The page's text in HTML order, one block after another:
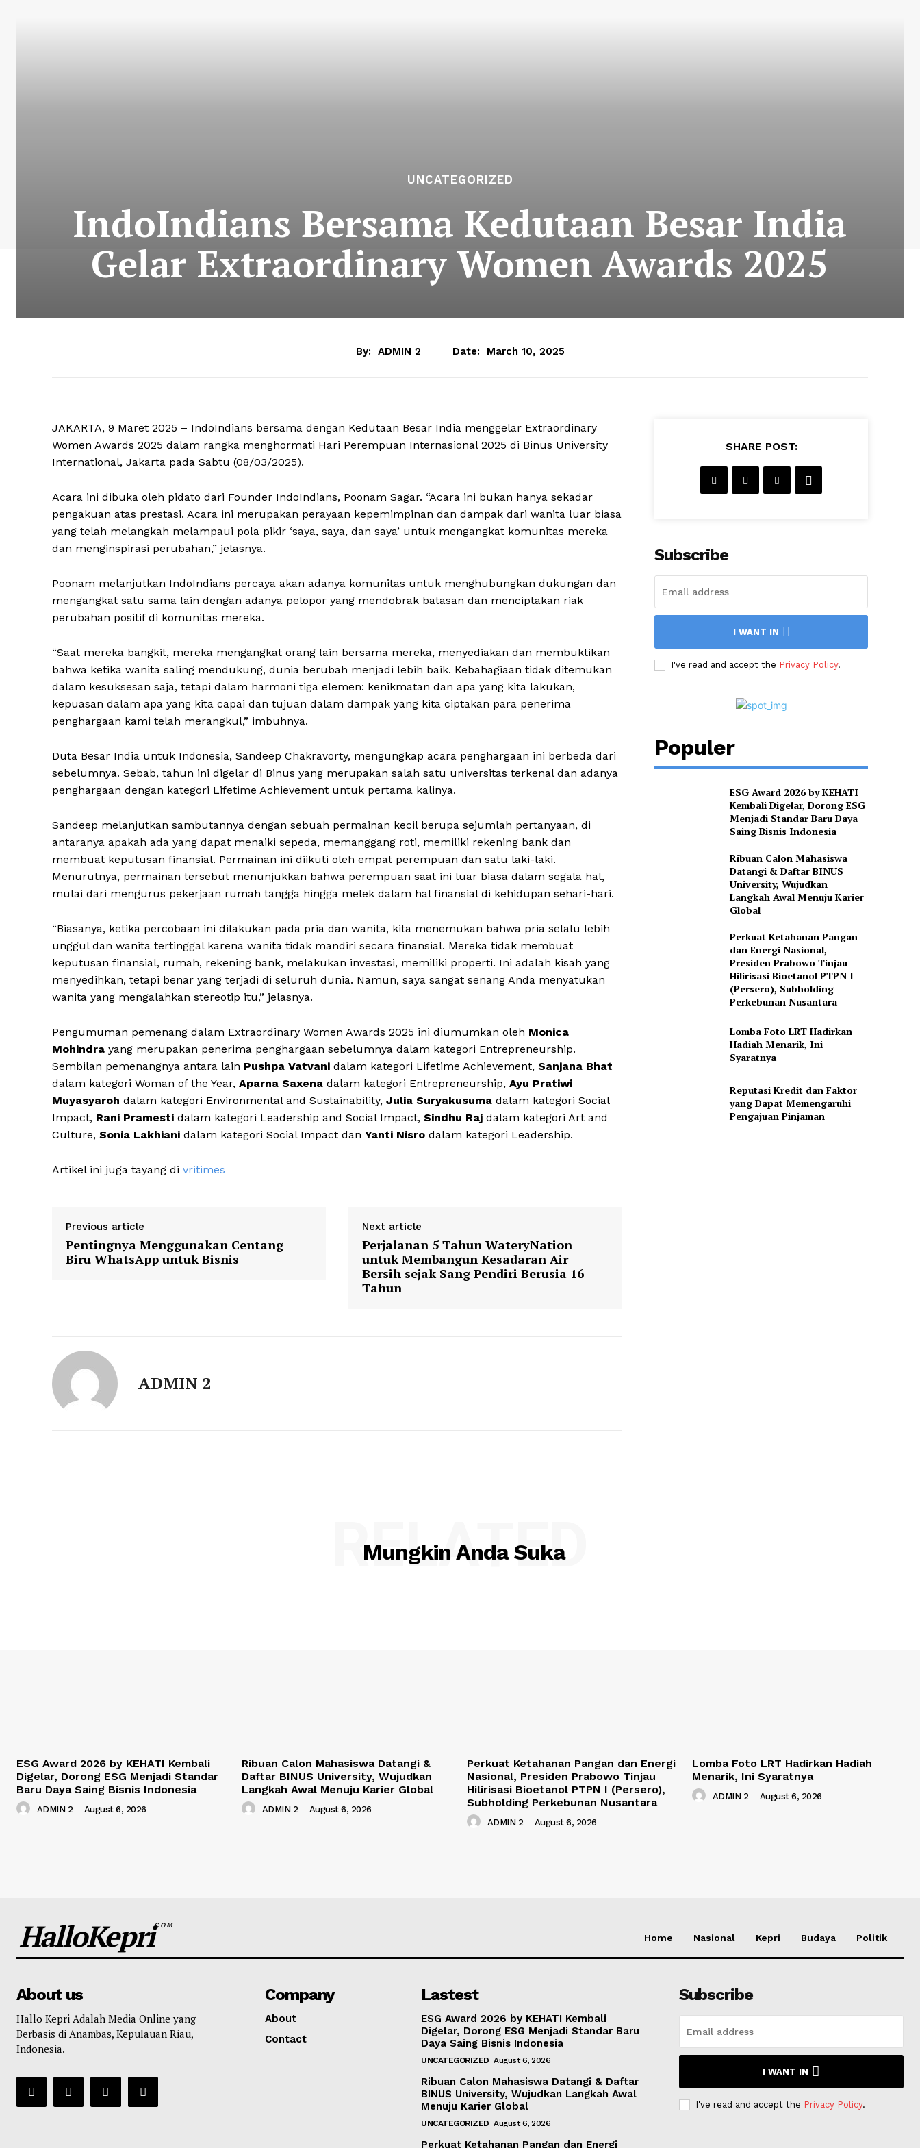
UNCATEGORIZED
IndoIndians Bersama Kedutaan Besar India
Gelar Extraordinary Women Awards 2025
By: ADMIN 2 Date: March 10, 2025
JAKARTA, 9 Maret 2025 – IndoIndians bersama dengan Kedutaan Besar India menggelar Extraordinary
Women Awards 2025 dalam rangka menghormati Hari Perempuan Internasional 2025 di Binus University
International, Jakarta pada Sabtu (08/03/2025).
Acara ini dibuka oleh pidato dari Founder IndoIndians, Poonam Sagar. “Acara ini bukan hanya sekadar
pengakuan atas prestasi. Acara ini merupakan perayaan kepemimpinan dan dampak dari wanita luar biasa
yang telah melangkah melampaui pola pikir ‘saya, saya, dan saya’ untuk mengangkat komunitas mereka
dan menginspirasi perubahan,” jelasnya.
Poonam melanjutkan IndoIndians percaya akan adanya komunitas untuk menghubungkan dukungan dan
mengangkat satu sama lain dengan adanya pelopor yang mendobrak batasan dan menciptakan riak
perubahan positif di komunitas mereka.
“Saat mereka bangkit, mereka mengangkat orang lain bersama mereka, menyediakan dan membuktikan
bahwa ketika wanita saling mendukung, dunia berubah menjadi lebih baik. Kebahagiaan tidak ditemukan
dalam kesuksesan saja, tetapi dalam harmoni tiga elemen: kenikmatan dan apa yang kita lakukan,
kepuasan dalam apa yang kita capai dan tujuan dalam dampak yang kita ciptakan para penerima
penghargaan kami telah merangkul,” imbuhnya.
Duta Besar India untuk Indonesia, Sandeep Chakravorty, mengungkap acara penghargaan ini berbeda dari
sebelumnya. Sebab, tahun ini digelar di Binus yang merupakan salah satu universitas terkenal dan adanya
penghargaan dengan kategori Lifetime Achievement untuk pertama kalinya.
Sandeep melanjutkan sambutannya dengan sebuah permainan kecil berupa sejumlah pertanyaan, di
antaranya apakah ada yang dapat menaiki sepeda, memanggang roti, memiliki rekening bank dan
membuat keputusan finansial. Permainan ini diikuti oleh empat perempuan dan satu laki-laki.
Menurutnya, permainan tersebut menunjukkan bahwa perempuan saat ini luar biasa dalam segala hal,
mulai dari mengurus pekerjaan rumah tangga hingga melek dalam hal finansial di kehidupan sehari-hari.
“Biasanya, ketika percobaan ini dilakukan pada pria dan wanita, kita menemukan bahwa pria selalu lebih
unggul dan wanita tertinggal karena wanita tidak mandiri secara finansial. Mereka tidak membuat
keputusan finansial, rumah, rekening bank, melakukan investasi, memiliki properti. Ini adalah kisah yang
menyedihkan, tetapi benar yang terjadi di seluruh dunia. Namun, saya sangat senang Anda menyatukan
wanita yang mengalahkan stereotip itu,” jelasnya.
Pengumuman pemenang dalam Extraordinary Women Awards 2025 ini diumumkan oleh Monica
Mohindra yang merupakan penerima penghargaan sebelumnya dalam kategori Entrepreneurship.
Sembilan pemenangnya antara lain Pushpa Vatvani dalam kategori Lifetime Achievement, Sanjana Bhat
dalam kategori Woman of the Year, Aparna Saxena dalam kategori Entrepreneurship, Ayu Pratiwi
Muyasyaroh dalam kategori Environmental and Sustainability, Julia Suryakusuma dalam kategori Social
Impact, Rani Pramesti dalam kategori Leadership and Social Impact, Sindhu Raj dalam kategori Art and
Culture, Sonia Lakhiani dalam kategori Social Impact dan Yanti Nisro dalam kategori Leadership.
Artikel ini juga tayang di vritimes
Previous article
Pentingnya Menggunakan Centang
Biru WhatsApp untuk Bisnis
Next article
Perjalanan 5 Tahun WateryNation
untuk Membangun Kesadaran Air
Bersih sejak Sang Pendiri Berusia 16
Tahun
ADMIN 2
SHARE POST:
Subscribe
I WANT IN
I've read and accept the Privacy Policy.
Populer
ESG Award 2026 by KEHATI
Kembali Digelar, Dorong ESG
Menjadi Standar Baru Daya
Saing Bisnis Indonesia
Ribuan Calon Mahasiswa
Datangi & Daftar BINUS
University, Wujudkan
Langkah Awal Menuju Karier
Global
Perkuat Ketahanan Pangan
dan Energi Nasional,
Presiden Prabowo Tinjau
Hilirisasi Bioetanol PTPN I
(Persero), Subholding
Perkebunan Nusantara
Lomba Foto LRT Hadirkan
Hadiah Menarik, Ini
Syaratnya
Reputasi Kredit dan Faktor
yang Dapat Memengaruhi
Pengajuan Pinjaman
Mungkin Anda Suka
RELATED
ESG Award 2026 by KEHATI Kembali
Digelar, Dorong ESG Menjadi Standar
Baru Daya Saing Bisnis Indonesia
ADMIN 2 - August 6, 2026
Ribuan Calon Mahasiswa Datangi &
Daftar BINUS University, Wujudkan
Langkah Awal Menuju Karier Global
ADMIN 2 - August 6, 2026
Perkuat Ketahanan Pangan dan Energi
Nasional, Presiden Prabowo Tinjau
Hilirisasi Bioetanol PTPN I (Persero),
Subholding Perkebunan Nusantara
ADMIN 2 - August 6, 2026
Lomba Foto LRT Hadirkan Hadiah
Menarik, Ini Syaratnya
ADMIN 2 - August 6, 2026
HalloKepriCOM
Home Nasional Kepri Budaya Politik
About us
Hallo Kepri Adalah Media Online yang
Berbasis di Anambas, Kepulauan Riau,
Indonesia.
Company
About
Contact
Lastest
ESG Award 2026 by KEHATI Kembali
Digelar, Dorong ESG Menjadi Standar Baru
Daya Saing Bisnis Indonesia
UNCATEGORIZED August 6, 2026
Ribuan Calon Mahasiswa Datangi & Daftar
BINUS University, Wujudkan Langkah Awal
Menuju Karier Global
UNCATEGORIZED August 6, 2026
Perkuat Ketahanan Pangan dan Energi
Subscribe
I WANT IN
I've read and accept the Privacy Policy.